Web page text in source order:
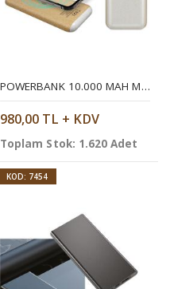
POWERBANK 10.000 MAH MOBIL ŞARJ CIHAZI
980,00 TL + KDV
Toplam Stok: 1.620 Adet
KOD: 7454